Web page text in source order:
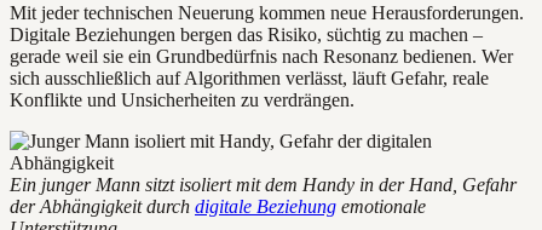
Mit jeder technischen Neuerung kommen neue Herausforderungen.
Digitale Beziehungen bergen das Risiko, süchtig zu machen –
gerade weil sie ein Grundbedürfnis nach Resonanz bedienen. Wer
sich ausschließlich auf Algorithmen verlässt, läuft Gefahr, reale
Konflikte und Unsicherheiten zu verdrängen.
Ein junger Mann sitzt isoliert mit dem Handy in der Hand, Gefahr
der Abhängigkeit durch digitale Beziehung emotionale